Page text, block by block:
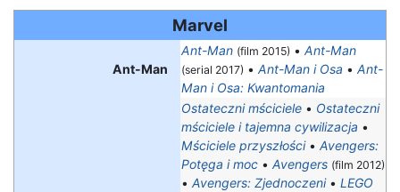
Marvel
Ant-Man
Ant-Man (film 2015) • Ant-Man
(serial 2017) • Ant-Man i Osa • Ant-
Man i Osa: Kwantomania
Ostateczni mściciele • Ostateczni
mściciele i tajemna cywilizacja •
Mściciele przyszłości• Avengers:
Potęga i moc • Avengers (film 2012)
• Avengers: Zjednoczeni• LEGO